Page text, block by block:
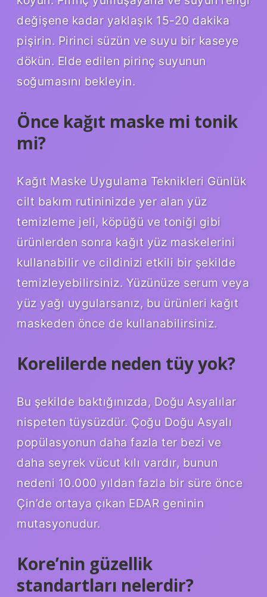
değişene kadar yaklaşık 15-20 dakika
pişirin. Pirinci süzün ve suyu bir kaseye
dökün. Elde edilen pirinç suyunun
soğumasını bekleyin.
Önce kağıt maske mi tonik
mi?
Kağıt Maske Uygulama Teknikleri Günlük
cilt bakım rutininizde yer alan yüz
temizleme jeli, köpüğü ve toniği gibi
ürünlerden sonra kağıt yüz maskelerini
kullanabilir ve cildinizi etkili bir şekilde
temizleyebilirsiniz. Yüzünüze serum veya
yüz yağı uygularsanız, bu ürünleri kağıt
maskeden önce de kullanabilirsiniz.
Korelilerde neden tüy yok?
Bu şekilde baktığınızda, Doğu Asyalılar
nispeten tüysüzdür. Çoğu Doğu Asyalı
popülasyonun daha fazla ter bezi ve
daha seyrek vücut kılı vardır, bunun
nedeni 10.000 yıldan fazla bir süre önce
Çin’de ortaya çıkan EDAR geninin
mutasyonudur.
Kore’nin güzellik
standartları nelerdir?